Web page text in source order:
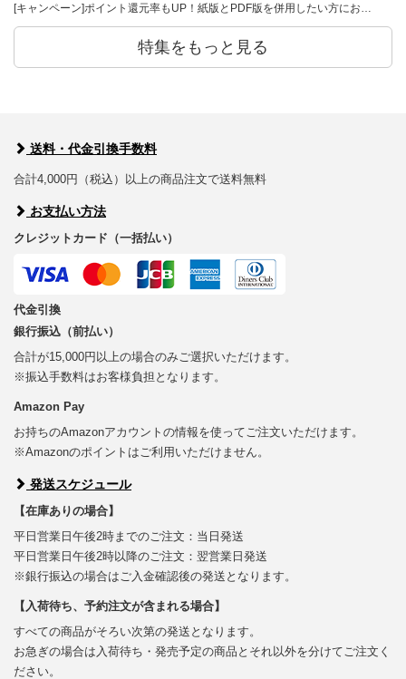
[キャンペーン]ポイント還元率もUP！紙版とPDF版を併用したい方にお…
特集をもっと見る
送料・代金引換手数料
合計4,000円（税込）以上の商品注文で送料無料
お支払い方法
クレジットカード（一括払い）
代金引換
銀行振込（前払い）
合計が15,000円以上の場合のみご選択いただけます。
※振込手数料はお客様負担となります。
Amazon Pay
お持ちのAmazonアカウントの情報を使ってご注文いただけます。
※Amazonのポイントはご利用いただけません。
発送スケジュール
【在庫ありの場合】
平日営業日午後2時までのご注文：当日発送
平日営業日午後2時以降のご注文：翌営業日発送
※銀行振込の場合はご入金確認後の発送となります。
【入荷待ち、予約注文が含まれる場合】
すべての商品がそろい次第の発送となります。
お急ぎの場合は入荷待ち・発売予定の商品とそれ以外を分けてご注文く
ださい。